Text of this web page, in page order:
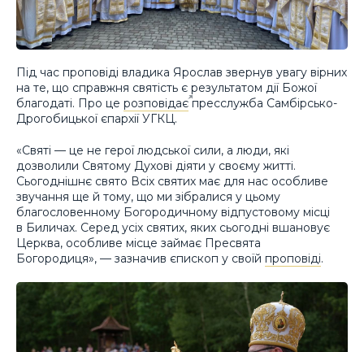
Під час проповіді владика Ярослав звернув увагу вірних
на те, що справжня святість є результатом дії Божої
благодаті. Про це розповідаєпресслужба Самбірсько-
Дрогобицької єпархії УГКЦ.
«Святі — це не герої людської сили, а люди, які
дозволили Святому Духові діяти у своєму житті.
Сьогоднішнє свято Всіх святих має для нас особливе
звучання ще й тому, що ми зібралися у цьому
благословенному Богородичному відпустовому місці
в Биличах. Серед усіх святих, яких сьогодні вшановує
Церква, особливе місце займає Пресвята
Богородиця», — зазначив єпископ у своїй проповіді.